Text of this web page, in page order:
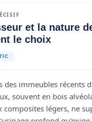
et la nature
le choix
des immeubles récents
souvent en bois
composites légers, ne